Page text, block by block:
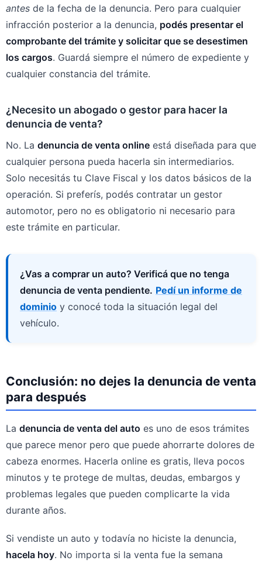
antes de la fecha de la denuncia. Pero para cualquier
infracción posterior a la denuncia, podés presentar el
comprobante del trámite y solicitar que se desestimen
los cargos. Guardá siempre el número de expediente y
cualquier constancia del trámite.
¿Necesito un abogado o gestor para hacer la
denuncia de venta?
No. La denuncia de venta online está diseñada para que
cualquier persona pueda hacerla sin intermediarios.
Solo necesitás tu Clave Fiscal y los datos básicos de la
operación. Si preferís, podés contratar un gestor
automotor, pero no es obligatorio ni necesario para
este trámite en particular.
¿Vas a comprar un auto? Verificá que no tenga
denuncia de venta pendiente. Pedí un informe de
dominio y conocé toda la situación legal del
vehículo.
Conclusión: no dejes la denuncia de venta
para después
La denuncia de venta del auto es uno de esos trámites
que parece menor pero que puede ahorrarte dolores de
cabeza enormes. Hacerla online es gratis, lleva pocos
minutos y te protege de multas, deudas, embargos y
problemas legales que pueden complicarte la vida
durante años.
Si vendiste un auto y todavía no hiciste la denuncia,
hacela hoy. No importa si la venta fue la semana